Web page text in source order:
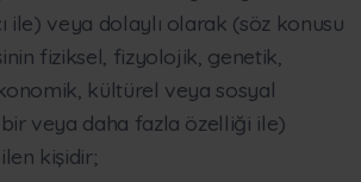
ile) veya dolaylı olarak (söz konusu
fiziksel, fizyolojik, genetik,
kültürel veya sosyal
veya daha fazla özelliği ile)
kişidir;